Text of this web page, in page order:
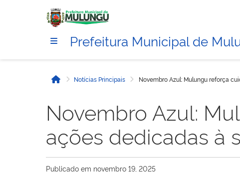
Prefeitura Municipal de
InícioNotícias Principais Novembro Azul: Mulungu reforça
Novembro Azul:
ações dedicadas à
Publicado em novembro 19, 2025